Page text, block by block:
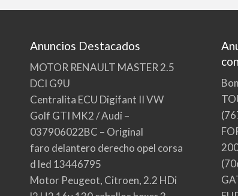
Anuncios Destacados
MOTOR RENAULT MASTER 2.5
DCI G9U
Centralita ECU Digifant II VW
Golf GTI MK2 / Audi –
037906022BC – Original
faro delantero derecho opel corsa
d led 13446795
Motor Peugeot, Citroen, 2.2 HDi